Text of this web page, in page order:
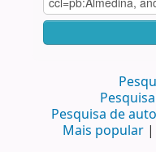
Pesquisa de
Mais popular